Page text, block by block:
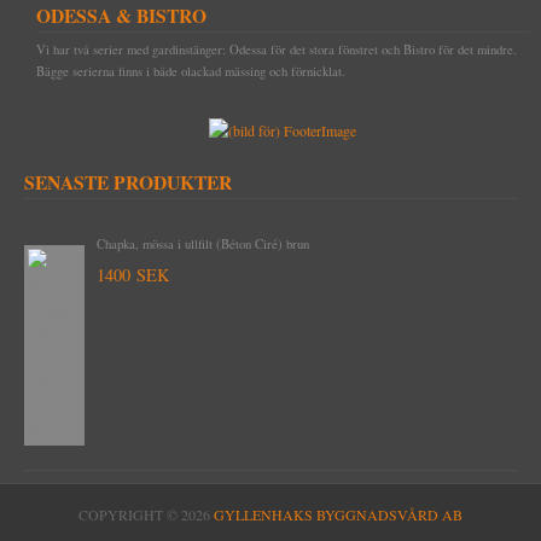
DRICKSGLAS, VINGLAS & KARAFFER
STÅLSKRUV
MÄSSINGSSKRUV
FÖRNICKLAD MÄSSINGSSKRUV
SKYLTAR MED SYMBOLER
SÅ HÄR HANDLAR DU
OM OSS
ODESSA & BISTRO
Vi har två serier med gardinstänger: Odessa för det stora fönstret och Bistro för det mindre.
Bägge serierna finns i både olackad mässing och förnicklat.
SENASTE PRODUKTER
425 SEK
COPYRIGHT © 2026GYLLENHAKS BYGGNADSVÅRD AB